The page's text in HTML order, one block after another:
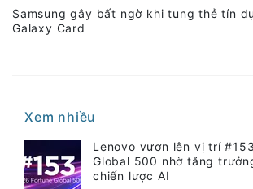
Samsung gây bất ngờ khi tung thẻ tín
Galaxy Card
Xem nhiều
Lenovo vươn lên vị trí
Global 500 nhờ tăng
chiến lược AI